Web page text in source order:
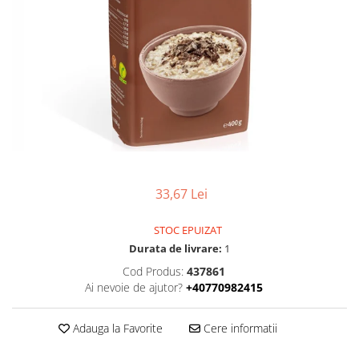
Mixuri bio si blaturi
Ciocolata, cacao si cafea
Cafea bio din cereale
Sare si mixuri de sare
Supa bio
Dulceata si creme bio
33,67 Lei
STOC EPUIZAT
Durata de livrare: 1
Cod Produs: 437861
Ai nevoie de ajutor? +40770982415
Adauga la Favorite Cere informatii